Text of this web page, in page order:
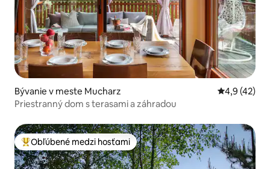
Bývanie v meste Mucharz Priemerné
4,9 (42)
Priestranný dom s terasami a záhradou
Najobľúbenejšie medzi hosťami
Obľúbené medzi hosťami